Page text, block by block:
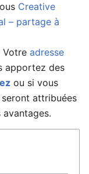
Creative
– partage à
Votre adresse
apportez des
ou si vous
attribuées